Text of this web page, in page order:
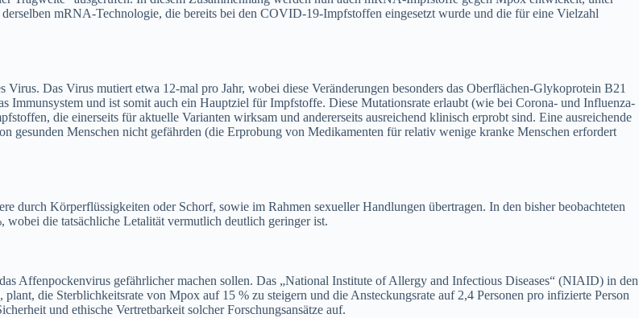
mRNA-Technologie, die bereits bei den COVID-19-Impfstoffen eingesetzt wurde und die für eine Vielzahl
Das Virus mutiert etwa 12-mal pro Jahr, wobei diese Veränderungen besonders das Oberflächen-Glykoprotein B21
Immunsystem und ist somit auch ein Hauptziel für Impfstoffe. Diese Mutationsrate erlaubt (wie bei Corona- und Influenza-
die einerseits für aktuelle Varianten wirksam und andererseits ausreichend klinisch erprobt sind. Eine ausreichende
gesunden Menschen nicht gefährden (die Erprobung von Medikamenten für relativ wenige kranke Menschen erfordert
durch Körperflüssigkeiten oder Schorf, sowie im Rahmen sexueller Handlungen übertragen. In den bisher beobachteten
die tatsächliche Letalität vermutlich deutlich geringer ist.
Affenpockenvirus gefährlicher machen sollen. Das „National Institute of Allergy and Infectious Diseases“ (NIAID) in den
die Sterblichkeitsrate von Mpox auf 15 % zu steigern und die Ansteckungsrate auf 2,4 Personen pro infizierte Person
und ethische Vertretbarkeit solcher Forschungsansätze auf.